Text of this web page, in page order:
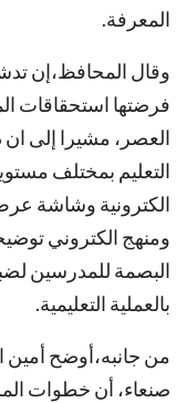
المعرفة.
وقال المحافظ،إن
فرضتها استحقاقات
العصر، مشيرا إلى
التعليم بمختلف
الكترونية وشاشة
ومنهج الكتروني
البصمة للمدرسين
بالعملية التعليمية.
من جانبه،أوضح أمين
صنعاء، أن خطوات